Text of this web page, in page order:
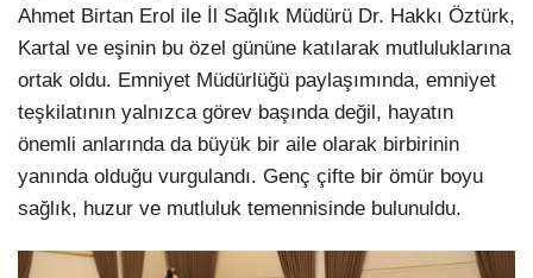
Ahmet Birtan Erol ile İl Sağlık Müdürü Dr. Hakkı Öztürk,
Kartal ve eşinin bu özel gününe katılarak mutluluklarına
ortak oldu. Emniyet Müdürlüğü paylaşımında, emniyet
teşkilatının yalnızca görev başında değil, hayatın
önemli anlarında da büyük bir aile olarak birbirinin
yanında olduğu vurgulandı. Genç çifte bir ömür boyu
sağlık, huzur ve mutluluk temennisinde bulunuldu.